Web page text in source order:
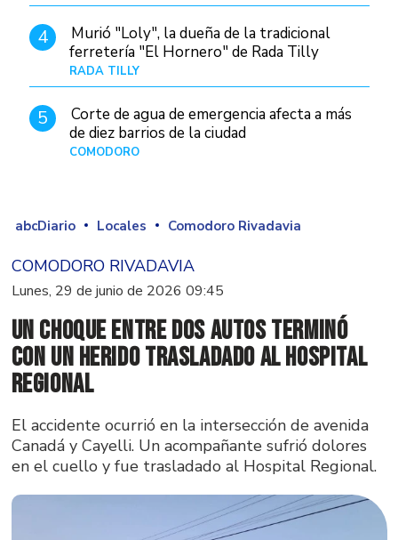
4
Murió "Loly", la dueña de la tradicional
ferretería "El Hornero" de Rada Tilly
RADA TILLY
5
Corte de agua de emergencia afecta a más
de diez barrios de la ciudad
COMODORO
abcDiario Locales Comodoro Rivadavia
COMODORO RIVADAVIA
Lunes, 29 de junio de 2026 09:45
Un choque entre dos autos terminó
con un herido trasladado al Hospital
Regional
El accidente ocurrió en la intersección de avenida
Canadá y Cayelli. Un acompañante sufrió dolores
en el cuello y fue trasladado al Hospital Regional.